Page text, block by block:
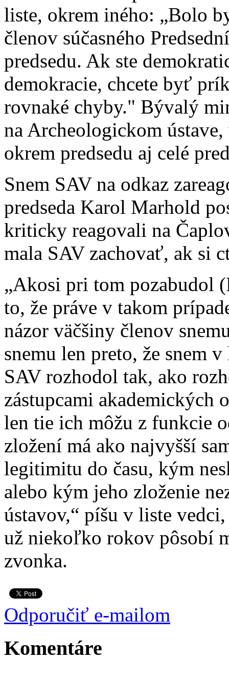
liste, okrem iného: „Bolo
členov súčasného
predsedu. Ak ste
demokracie, chcete byť
rovnaké chyby." Bývalý
na Archeologickom
okrem predsedu aj celé
Snem SAV na odkaz
predseda Karol Marhold
kriticky reagovali na
mala SAV zachovať, ak si
„Akosi pri tom pozabudol
to, že práve v takom
názor väčšiny členov
snemu len preto, že snem
SAV rozhodol tak, ako
zástupcami akademických
len tie ich môžu z funkcie
zložení má ako najvyšší
legitimitu do času, kým
alebo kým jeho zloženie
ústavov,“ píšu v liste
už niekoľko rokov pôsobí
zvonka.
Odporučiť e-mailom
Komentáre